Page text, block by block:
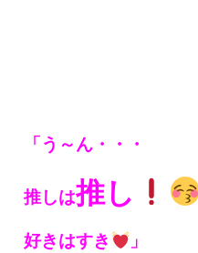
「う～ん・・・
推しは推し
好きはすき 」